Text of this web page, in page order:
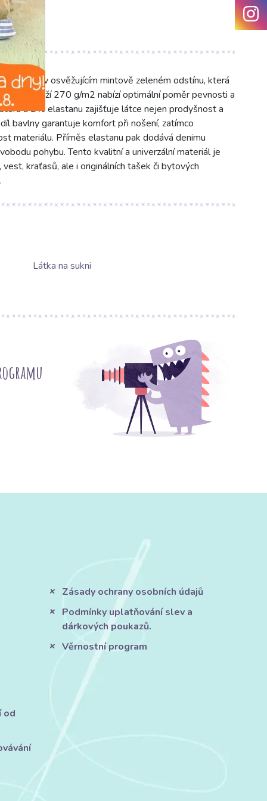
v osvěžujícím mintově zeleném odstínu, která
a gramáží 270 g/m2 nabízí optimální poměr pevnosti a
a 2% elastanu zajišťuje látce nejen prodyšnost a
bavlny garantuje komfort při nošení, zatímco
materiálu. Příměs elastanu pak dodává denimu
pohybu. Tento kvalitní a univerzální materiál je
kraťasů, ale i originálních tašek či bytových
Látka na sukni
od
Zásady ochrany osobních údajů
Podmínky uplatňování slev a
dárkových poukazů.
Věrnostní program